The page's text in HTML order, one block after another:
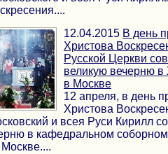
12.04.2015 В день
Христова
Русской Церкви
великую вечерню
в Москве
12 апреля, в день
Христова
и всея Руси Кирилл
в кафедральном